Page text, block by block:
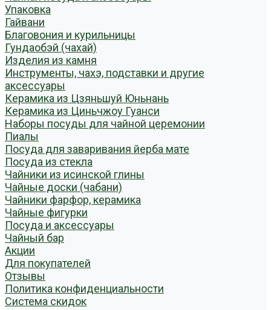
Упаковка
Гайвани
Благовония и курильницы
Гундаобэй (чахай)
Изделия из камня
Инструменты, чахэ, подставки и другие
аксессуары
Керамика из Цзяньшуй Юньнань
Керамика из Циньчжоу Гуанси
Наборы посуды для чайной церемонии
Пиалы
Посуда для заваривания йерба мате
Посуда из стекла
Чайники из исинской глины
Чайные доски (чабани)
Чайники фарфор, керамика
Чайные фигурки
Посуда и аксессуары
Чайный бар
Акции
Для покупателей
Отзывы
Политика конфиденциальности
Система скидок